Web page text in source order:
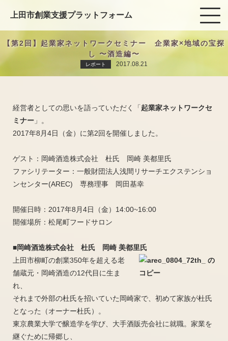
上田市創業支援プラットフォーム
【第2回】起業家ネットワークセミナー 企業家×地域の宝探
し 〜酒造編〜
レポート 2017.08.21
経営者としての思いを語っていただく「起業家ネットワークセ
ミナー 」。
2017年8月4日（金）に第2回を開催しました。
ゲスト：岡崎酒造株式会社 杜氏 岡崎 美都里氏
ファシリテーター：一般財団法人浅間リサーチエクステンショ
ンセンター(AREC) 専務理事 岡田基幸
開催日時：2017年8月4日（金）14:00~16:00
開催場所：松尾町フードサロン
■岡崎酒造株式会社 杜氏 岡崎 美都里氏
上田市柳町の創業350年を超える老
舗蔵元・岡崎酒造の12代目に生ま
れ、
それまで外部の杜氏を招いていた岡崎家で、初めて家族が杜氏
となった（オーナー杜氏）。
東京農業大学で醸造学を学び、大手酒販売会社に就職。家業を
継ぐために帰郷し、